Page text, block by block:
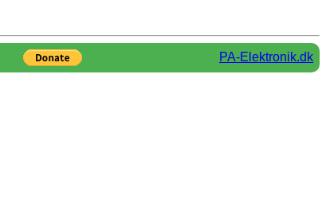
PA-Elektronik.dk